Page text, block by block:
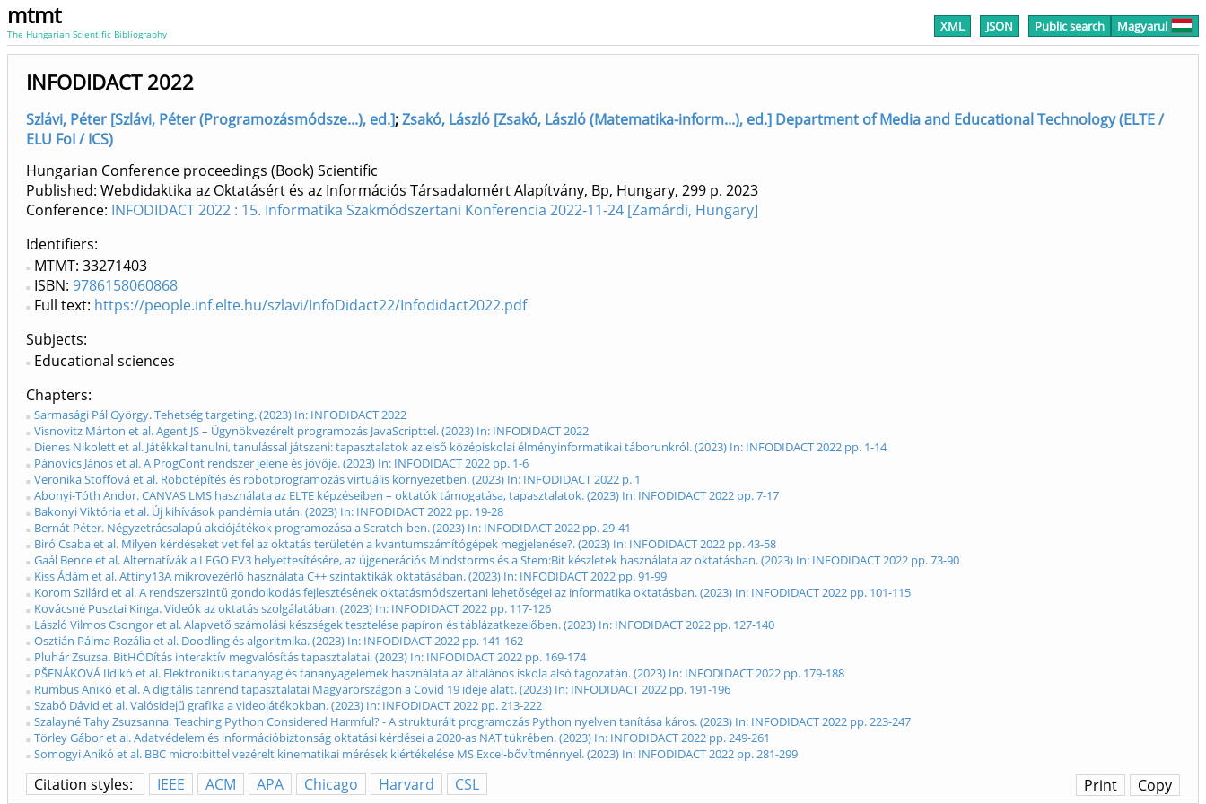
mtmt
The Hungarian Scientific Bibliography XML JSON Public search Magyarul
INFODIDACT 2022
Szlávi, Péter [Szlávi, Péter (Programozásmódsze...), ed.];Zsakó, László [Zsakó, László (Matematika-inform...), ed.] Department of Media and Educational Technology (ELTE /
ELU FoI / ICS)
Hungarian Conference proceedings (Book) Scientific
Published: Webdidaktika az Oktatásért és az Információs Társadalomért Alapítvány, Bp, Hungary, 299 p. 2023
Conference: INFODIDACT 2022 : 15. Informatika Szakmódszertani Konferencia 2022-11-24 [Zamárdi, Hungary]
Identifiers
MTMT: 33271403
ISBN: 9786158060868
Full text: https://people.inf.elte.hu/szlavi/InfoDidact22/Infodidact2022.pdf
Subjects:
Educational sciences
Chapters
Sarmasági Pál György. Tehetség targeting. (2023) In: INFODIDACT 2022
Visnovitz Márton et al. Agent JS – Ügynökvezérelt programozás JavaScripttel. (2023) In: INFODIDACT 2022
Dienes Nikolett et al. Játékkal tanulni, tanulással játszani: tapasztalatok az első középiskolai élményinformatikai táborunkról. (2023) In: INFODIDACT 2022 pp. 1-14
Pánovics János et al. A ProgCont rendszer jelene és jövője. (2023) In: INFODIDACT 2022 pp. 1-6
Veronika Stoffová et al. Robotépítés és robotprogramozás virtuális környezetben. (2023) In: INFODIDACT 2022 p. 1
Abonyi-Tóth Andor. CANVAS LMS használata az ELTE képzéseiben – oktatók támogatása, tapasztalatok. (2023) In: INFODIDACT 2022 pp. 7-17
Bakonyi Viktória et al. Új kihívások pandémia után. (2023) In: INFODIDACT 2022 pp. 19-28
Bernát Péter. Négyzetrácsalapú akciójátékok programozása a Scratch-ben. (2023) In: INFODIDACT 2022 pp. 29-41
Biró Csaba et al. Milyen kérdéseket vet fel az oktatás területén a kvantumszámítógépek megjelenése?. (2023) In: INFODIDACT 2022 pp. 43-58
Gaál Bence et al. Alternatívák a LEGO EV3 helyettesítésére, az újgenerációs Mindstorms és a Stem:Bit készletek használata az oktatásban. (2023) In: INFODIDACT 2022 pp. 73-90
Kiss Ádám et al. Attiny13A mikrovezérlő használata C++ szintaktikák oktatásában. (2023) In: INFODIDACT 2022 pp. 91-99
Korom Szilárd et al. A rendszerszintű gondolkodás fejlesztésének oktatásmódszertani lehetőségei az informatika oktatásban. (2023) In: INFODIDACT 2022 pp. 101-115
Kovácsné Pusztai Kinga. Videók az oktatás szolgálatában. (2023) In: INFODIDACT 2022 pp. 117-126
László Vilmos Csongor et al. Alapvető számolási készségek tesztelése papíron és táblázatkezelőben. (2023) In: INFODIDACT 2022 pp. 127-140
Osztián Pálma Rozália et al. Doodling és algoritmika. (2023) In: INFODIDACT 2022 pp. 141-162
Pluhár Zsuzsa. BitHÓDítás interaktív megvalósítás tapasztalatai. (2023) In: INFODIDACT 2022 pp. 169-174
PŠENÁKOVÁ Ildikó et al. Elektronikus tananyag és tananyagelemek használata az általános iskola alsó tagozatán. (2023) In: INFODIDACT 2022 pp. 179-188
Rumbus Anikó et al. A digitális tanrend tapasztalatai Magyarországon a Covid 19 ideje alatt. (2023) In: INFODIDACT 2022 pp. 191-196
Szabó Dávid et al. Valósidejű grafika a videojátékokban. (2023) In: INFODIDACT 2022 pp. 213-222
Szalayné Tahy Zsuzsanna. Teaching Python Considered Harmful? - A strukturált programozás Python nyelven tanítása káros. (2023) In: INFODIDACT 2022 pp. 223-247
Törley Gábor et al. Adatvédelem és információbiztonság oktatási kérdései a 2020-as NAT tükrében. (2023) In: INFODIDACT 2022 pp. 249-261
Somogyi Anikó et al. BBC micro:bittel vezérelt kinematikai mérések kiértékelése MS Excel-bővítménnyel. (2023) In: INFODIDACT 2022 pp. 281-299
Citation styles: IEEE ACM APA Chicago Harvard CSL Copy
Print